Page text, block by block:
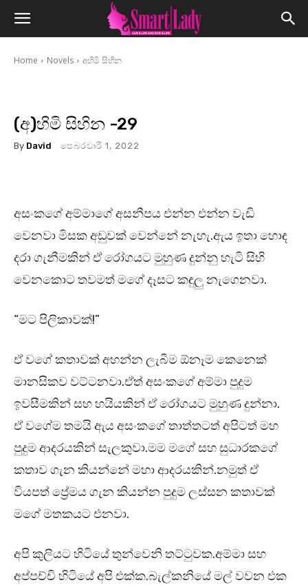
Home Novels අහිමි සිහින
(අ)හිමි සිහින -29
By David පෙබරවාරි 1, 2022
අසංකගේ අම්මාගේ අසනීපය එන්න එන්න වැඩි
වෙනවා මිසක අඩුවක් වෙන්නේ නැහැ.ඇය ඉතා හොඳ
දරා ගැනීමකින් ඒ රෝගයට මුහුණ දුන්නු හැටි සිහි
වෙනකොට තවමත් මගේ දෑසට කඳුලු නැගෙනවා.
“මට පිලිකාවක්!”
ඒ වගේ කතාවක් අහන්න ලැබීම ඕනෑම කෙනෙක්
මානසිකව වට්ටනවා.ඒත් අසංකගේ අම්මා පුදුම
ඉවසීමකින් සහ හයියකින් ඒ රෝගයට මුහුණ දුන්නා.
ඒ වගේම තමයි ඇය අසංකගේ තාත්තටත් අපිටත් මහ
පුදුම ආදරයකින් සැලකුවා.මම මගේ සහ සුධාරකගේ
කතාව ගැන කියන්නේ මහා ආදරයකින්.නමුත් ඒ
වියපත් ප්‍රේමය ගැන කියන්න පුදුම ලස්සන කතාවක්
මගේ මතකයට එනවා.
අපි කුලියට හිටියේ තුන්වෙනි තට්ටුවක.අම්මා සහ
අප්පච්චි හිටියේ අපි එක්ක.බැල්කනියේ මල් වවන එක